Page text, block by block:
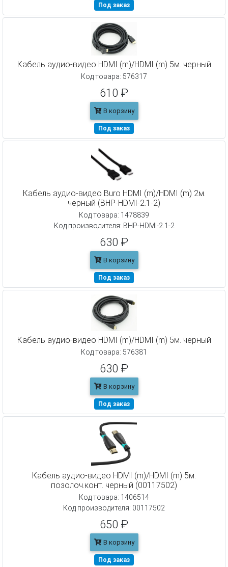
Под заказ
Кабель аудио-видео HDMI (m)/HDMI (m) 5м. черный
Код товара: 576317
610 ₽
В корзину
Под заказ
Кабель аудио-видео Buro HDMI (m)/HDMI (m) 2м.
черный (BHP-HDMI-2.1-2)
Код товара: 1478839
Код производителя: BHP-HDMI-2.1-2
630 ₽
В корзину
Под заказ
Кабель аудио-видео HDMI (m)/HDMI (m) 5м. черный
Код товара: 576381
630 ₽
В корзину
Под заказ
Кабель аудио-видео HDMI (m)/HDMI (m) 5м.
позолоч.конт. черный (00117502)
Код товара: 1406514
Код производителя: 00117502
650 ₽
В корзину
Под заказ